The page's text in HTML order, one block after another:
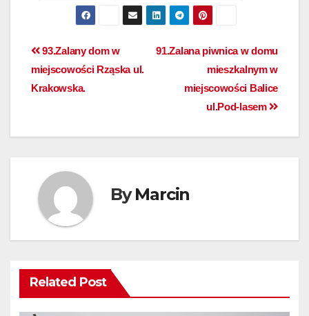
91.Zalana piwnica w domu
mieszkalnym w
miejscowości Balice
ul.Pod-lasem
93.Zalany dom w
miejscowości Rząska ul.
Krakowska.
ByMarcin
Related Post